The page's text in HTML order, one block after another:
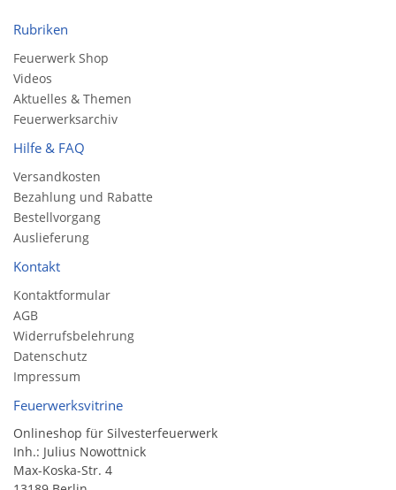
Rubriken
Feuerwerk Shop
Videos
Aktuelles & Themen
Feuerwerksarchiv
Hilfe & FAQ
Versandkosten
Bezahlung und Rabatte
Bestellvorgang
Auslieferung
Kontakt
Kontaktformular
AGB
Widerrufsbelehrung
Datenschutz
Impressum
Feuerwerksvitrine
Onlineshop für Silvesterfeuerwerk
Inh.: Julius Nowottnick
Max-Koska-Str. 4